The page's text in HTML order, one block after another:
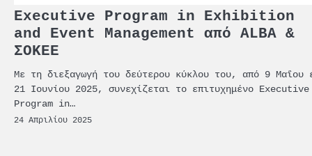
Executive Program in Exhibition
and Event Management από ALBA &
ΣΟΚΕΕ
Με τη διεξαγωγή του δεύτερου κύκλου του, από 9 Μαΐου
21 Ιουνίου 2025, συνεχίζεται το επιτυχημένο Executive
Program in…
24 Απριλίου 2025